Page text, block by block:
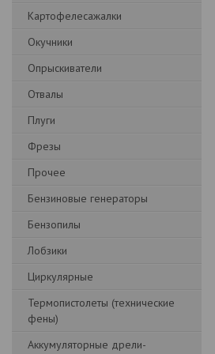
Картофелесажалки
Окучники
Опрыскиватели
Отвалы
Плуги
Фрезы
Прочее
Бензиновые генераторы
Бензопилы
Лобзики
Циркулярные
Термопистолеты (технические
фены)
Аккумуляторные дрели-